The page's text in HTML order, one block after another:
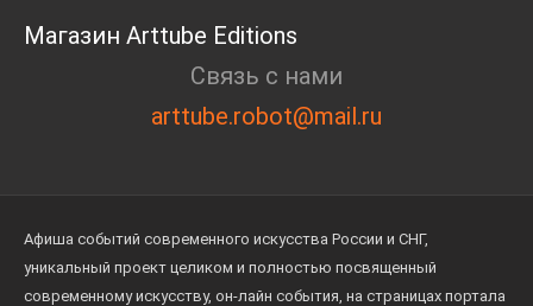
Магазин Arttube Editions
Связь с нами
arttube.robot@mail.ru
Афиша событий современного искусства России и СНГ,
уникальный проект целиком и полностью посвященный
современному искусству, он-лайн события, на страницах портала